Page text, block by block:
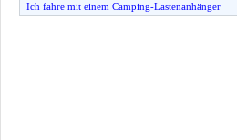
Ich fahre mit einem Camping-Lastenanhänger